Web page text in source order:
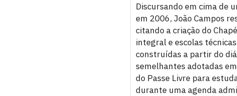
Discursando em cima de
em 2006, João Campos
citando a criação do
integral e escolas
construídas a partir do
semelhantes adotadas
do Passe Livre para
durante uma agenda